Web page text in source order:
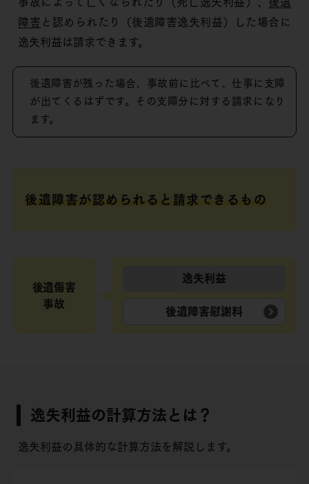
事故によって亡くなられたり（死亡逸失利益）、 後遺
障害 と認められたり（後遺障害逸失利益）した場合に
逸失利益は請求できます。
後遺障害が残った場合、事故前に比べて、仕事に支障
が出てくるはずです。その支障分に対する請求になり
ます。
後遺障害が認められると請求できるもの
後遺傷害
事故
逸失利益
後遺障害慰謝料
逸失利益の計算方法とは？
逸失利益の具体的な計算方法を解説します。